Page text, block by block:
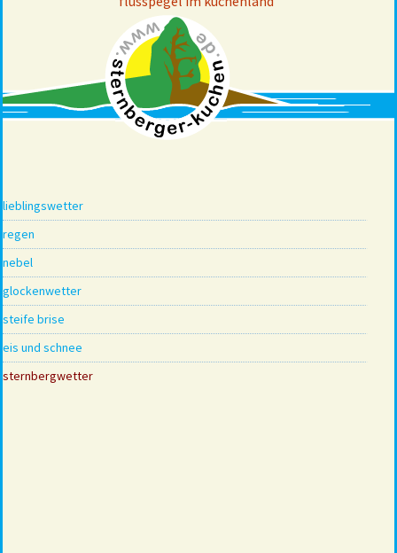
lieblingswetter
regen
nebel
glockenwetter
steife brise
eis und schnee
sternbergwetter